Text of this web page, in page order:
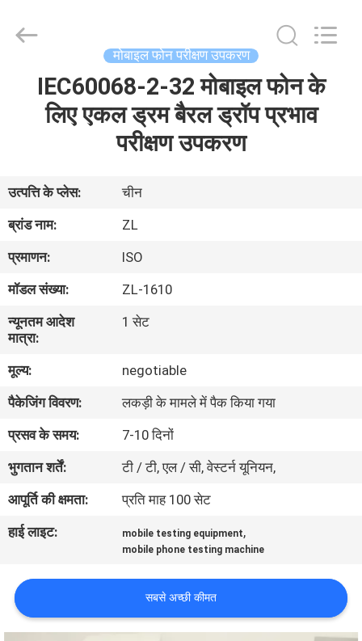
वीडियो
बारे
में
कारखाना
भ्रमण
गुणवत्ता
नियंत्रण
संपर्क
करें
समाचार
Technology
मोबाइल फोन परीक्षण उपकरण
IEC60068-2-32 मोबाइल फोन के
लिए एकल ड्रम बैरल ड्रॉप प्रभाव
परीक्षण उपकरण
उत्पत्ति के प्लेस:
चीन
ब्रांड नाम:
ZL
प्रमाणन:
ISO
मॉडल संख्या:
ZL-1610
न्यूनतम आदेश
मात्रा:
1 सेट
मूल्य:
negotiable
पैकेजिंग विवरण:
लकड़ी के मामले में पैक किया गया
प्रसव के समय:
7-10 दिनों
भुगतान शर्तें:
टी / टी, एल / सी, वेस्टर्न यूनियन,
आपूर्ति की क्षमता:
प्रति माह 100 सेट
हाई लाइट:
mobile testing equipment,
mobile phone testing machine
सबसे अच्छी कीमत